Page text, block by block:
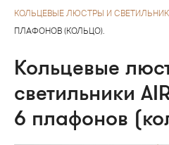
КОЛЬЦЕВЫЕ ЛЮСТРЫ И
ПЛАФОНОВ (КОЛЬЦО).
Кольцевые
светильники
6 плафонов